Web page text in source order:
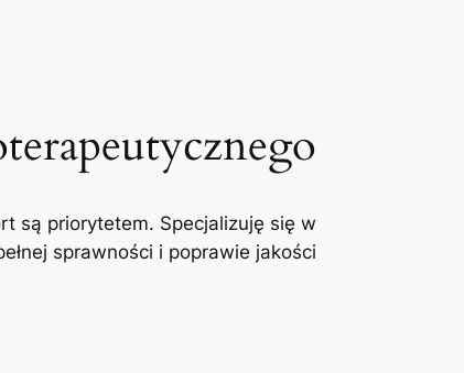
są priorytetem. Specjalizuję się w
sprawności i poprawie jakości